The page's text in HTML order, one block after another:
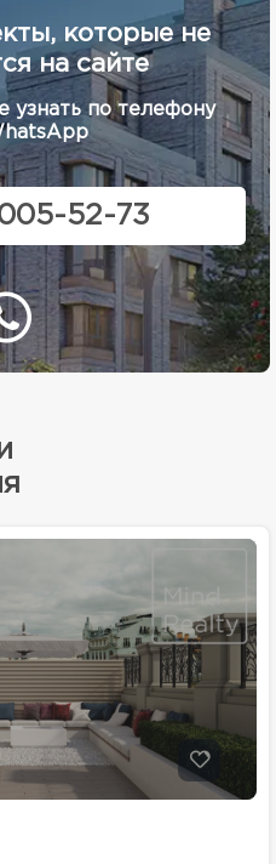
которые не
на сайте
узнать по телефону
52-73